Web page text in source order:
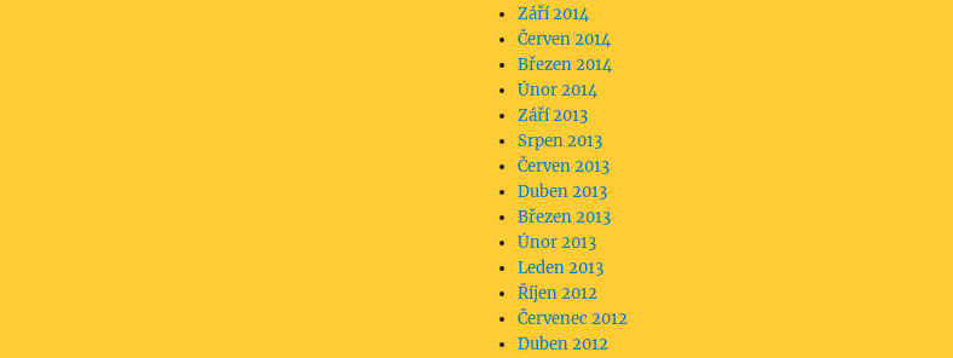
Září 2014
Červen 2014
Březen 2014
Únor 2014
Září 2013
Srpen 2013
Červen 2013
Duben 2013
Březen 2013
Únor 2013
Leden 2013
Říjen 2012
Červenec 2012
Duben 2012